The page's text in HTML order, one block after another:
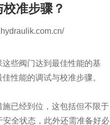
准步骤？
些阀门达到最佳性能的基
佳性能的调试与校准步骤。
已经到位，这包括但不限于
全状态，此外还需准备好必